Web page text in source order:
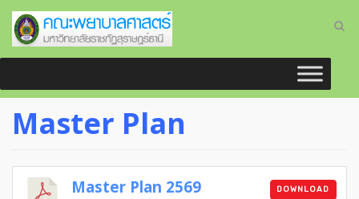
Master Plan
Master Plan 2569 DOWNLOAD